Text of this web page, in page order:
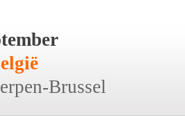
Brussel